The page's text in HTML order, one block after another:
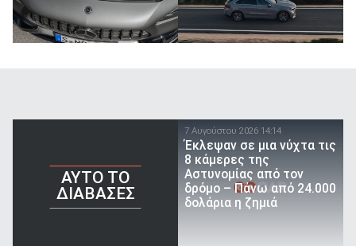
AYTO TO
ΔΙΑΒΑΣΕΣ
7 Αυγούστου 2026 14:14
Έκλεψαν σε μια νύχτα τις
8 κάμερες της
Αστυνομίας από τον
δρόμο – Πάνω από 24.000
δολάρια η ζημιά